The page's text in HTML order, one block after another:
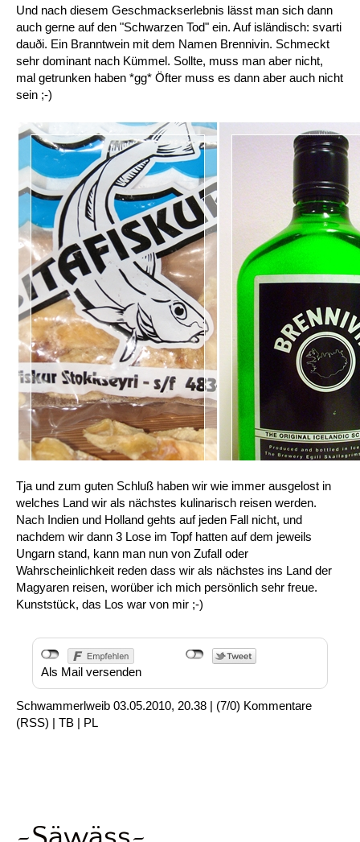
Und nach diesem Geschmackserlebnis lässt man sich dann
auch gerne auf den "Schwarzen Tod" ein. Auf isländisch: svarti
dauði. Ein Branntwein mit dem Namen Brennivin. Schmeckt
sehr dominant nach Kümmel. Sollte, muss man aber nicht,
mal getrunken haben *gg* Öfter muss es dann aber auch nicht
sein ;-)
Tja und zum guten Schluß haben wir wie immer ausgelost in
welches Land wir als nächstes kulinarisch reisen werden.
Nach Indien und Holland gehts auf jeden Fall nicht, und
nachdem wir dann 3 Lose im Topf hatten auf dem jeweils
Ungarn stand, kann man nun von Zufall oder
Wahrscheinlichkeit reden dass wir als nächstes ins Land der
Magyaren reisen, worüber ich mich persönlich sehr freue.
Kunststück, das Los war von mir ;-)
Als Mail versenden
Schwammerlweib 03.05.2010, 20.38 | (7/0) Kommentare
(RSS) | TB | PL